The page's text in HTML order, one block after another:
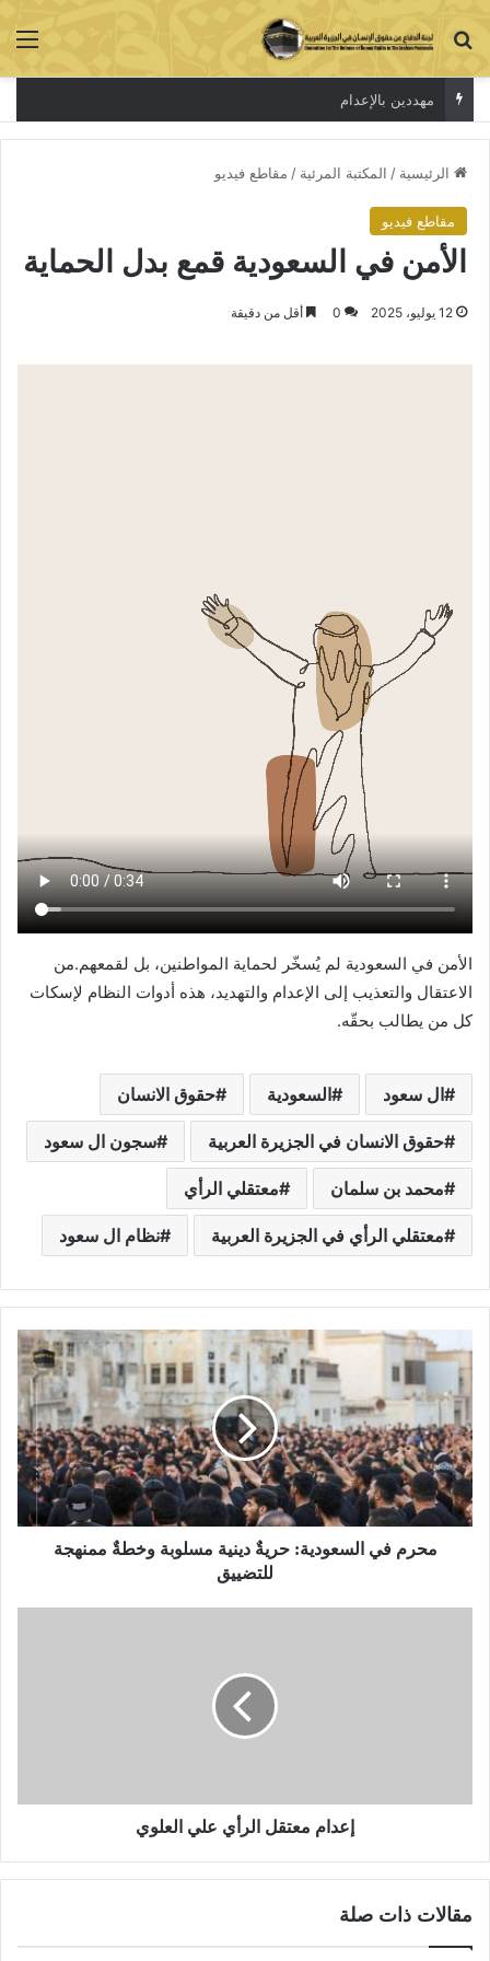
بحث عن
مهددين بالإعدام
الرئيسية / المكتبة المرئية / مقاطع فيديو
مقاطع فيديو
الأمن في السعودية قمع بدل الحماية
12 يوليو، 2025 0 أقل من دقيقة
الأمن في السعودية لم يُسخّر لحماية المواطنين، بل لقمعهم.من
الاعتقال والتعذيب إلى الإعدام والتهديد، هذه أدوات النظام لإسكات
كل من يطالب بحقّه.
ال سعود السعودية حقوق الانسان
حقوق الانسان في الجزيرة العربية سجون ال سعود
محمد بن سلمان معتقلي الرأي
معتقلي الرأي في الجزيرة العربية نظام ال سعود
محرم في السعودية: حريةٌ دينية مسلوبة وخطةٌ ممنهجة
للتضييق
إعدام معتقل الرأي علي العلوي
مقالات ذات صلة